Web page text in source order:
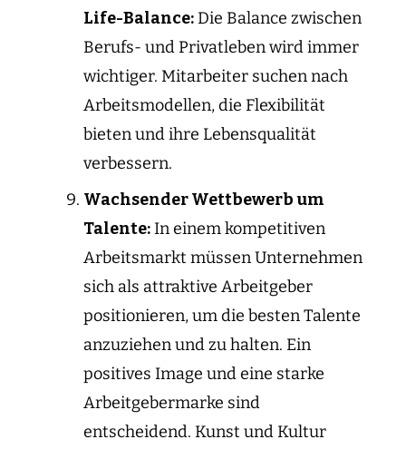
Life-Balance:Die Balance zwischen
Berufs- und Privatleben wird immer
wichtiger. Mitarbeiter suchen nach
Arbeitsmodellen, die Flexibilität
bieten und ihre Lebensqualität
verbessern.
Wachsender Wettbewerb um
Talente:In einem kompetitiven
Arbeitsmarkt müssen Unternehmen
sich als attraktive Arbeitgeber
positionieren, um die besten Talente
anzuziehen und zu halten. Ein
positives Image und eine starke
Arbeitgebermarke sind
entscheidend. Kunst und Kultur